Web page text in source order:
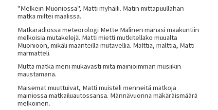
"Melkein Muoniossa", Matti myhäili. Matin mittapuullahan
matka miltei maalissa.
Matkaradiossa meteorologi Mette Malinen manasi maakuntiin
melkoisia mutakelejä. Matti mietti mutkitellako muualta
Muonioon, mikäli maanteillä mutavelliä. Malttia, malttia, Matti
marmatteli.
Mutta matka meni mukavasti mitä mainioimman musiikin
maustamana.
Maisemat muuttuivat, Matti muisteli menneitä matkoja
mainiossa matkailuautossansa. Männävuonna mäkäräismäärä
melkoinen.